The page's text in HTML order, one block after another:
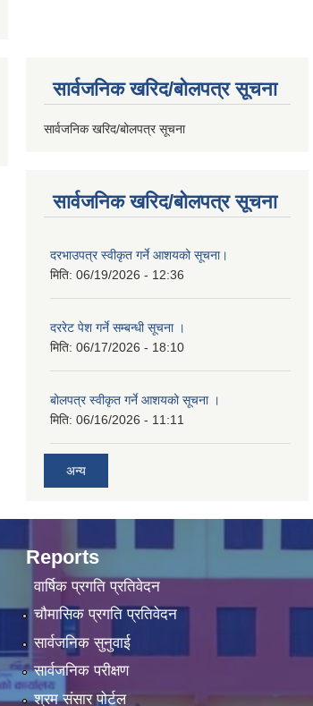
सार्वजनिक खरिद/बोलपत्र सूचना
सार्वजनिक खरिद/बोलपत्र सूचना
सार्वजनिक खरिद/बोलपत्र सूचना
दरभाउपत्र स्वीकृत गर्ने आशयको सूचना।
मिति: 06/19/2026 - 12:36
दररेट पेश गर्ने सम्बन्धी सूचना ।
मिति: 06/17/2026 - 18:10
बोलपत्र स्वीकृत गर्ने आशयको सूचना ।
मिति: 06/16/2026 - 11:11
अन्य
Reports
वार्षिक प्रगति प्रतिवेदन
चौमासिक प्रगति प्रतिवेदन
सार्वजनिक सुनुवाई
सार्वजनिक परीक्षण
श्रम संसार पोर्टल